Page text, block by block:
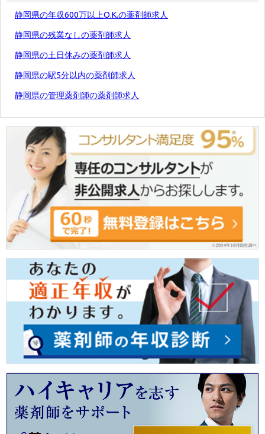
静岡県の年収600万以上O.K.の薬剤師求人
静岡県の残業なしの薬剤師求人
静岡県の土日休みの薬剤師求人
静岡県の駅5分以内の薬剤師求人
静岡県の管理薬剤師の薬剤師求人